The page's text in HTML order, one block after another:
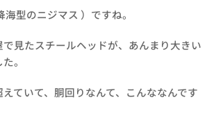
型のニジマス ）ですね。
見たスチールヘッドが、あんまり大きい
。
ていて、胴回りなんて、こんななんです